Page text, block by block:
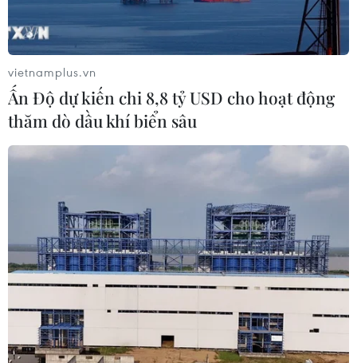
vietnamplus.vn
Ấn Độ dự kiến chi 8,8 tỷ USD cho hoạt động
thăm dò dầu khí biển sâu